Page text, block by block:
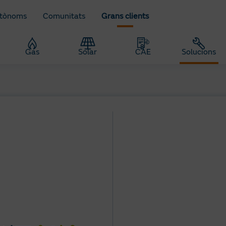
Comunitats Grans clients
Gas Solar CAE Solucions